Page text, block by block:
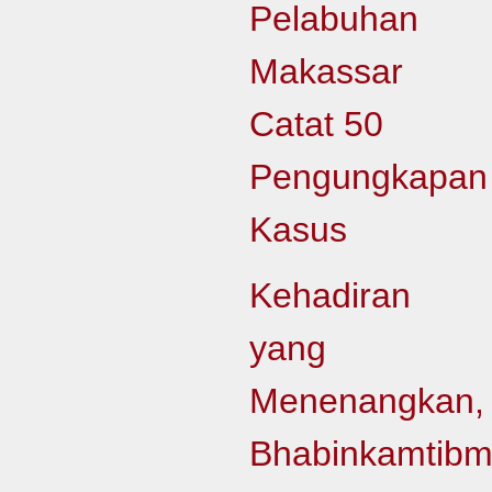
Pelabuhan
Makassar
Catat 50
Pengungkapan
Kasus
Kehadiran
yang
Menenangkan,